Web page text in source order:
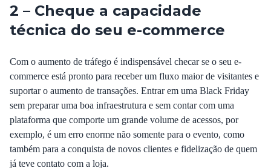
2 – Cheque a capacidade
técnica do seu e-commerce
Com o aumento de tráfego é indispensável checar se o seu e-
commerce está pronto para receber um fluxo maior de visitantes e
suportar o aumento de transações. Entrar em uma Black Friday
sem preparar uma boa infraestrutura e sem contar com uma
plataforma que comporte um grande volume de acessos, por
exemplo, é um erro enorme não somente para o evento, como
também para a conquista de novos clientes e fidelização de quem
já teve contato com a loja.